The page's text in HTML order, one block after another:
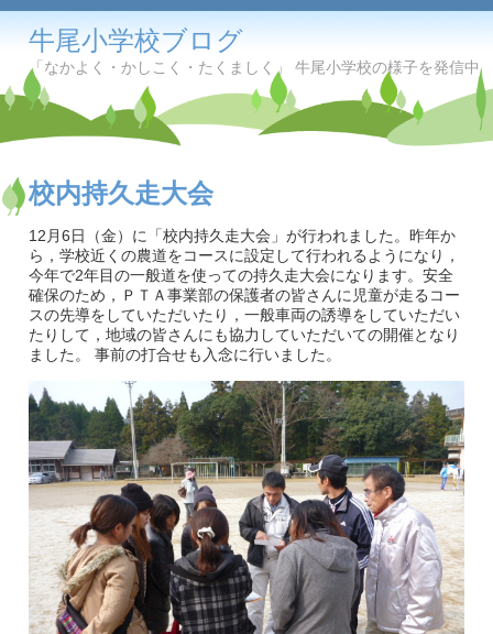
牛尾小学校ブログ
「なかよく・かしこく・たくましく」 牛尾小学校の様子を発信中
校内持久走大会
12月6日（金）に「校内持久走大会」が行われました。昨年か
ら，学校近くの農道をコースに設定して行われるようになり，
今年で2年目の一般道を使っての持久走大会になります。安全
確保のため，ＰＴＡ事業部の保護者の皆さんに児童が走るコー
スの先導をしていただいたり，一般車両の誘導をしていただい
たりして，地域の皆さんにも協力していただいての開催となり
ました。 事前の打合せも入念に行いました。